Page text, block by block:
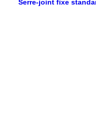
Serre-joint fixe